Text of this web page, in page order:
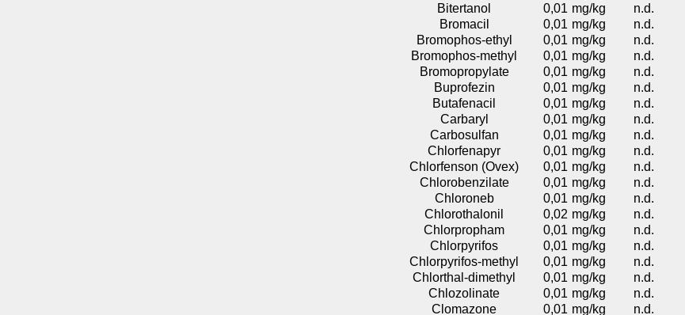
Bitertanol
0,01 mg/kg
n.d.
Bromacil
0,01 mg/kg
n.d.
Bromophos-ethyl
0,01 mg/kg
n.d.
Bromophos-methyl
0,01 mg/kg
n.d.
Bromopropylate
0,01 mg/kg
n.d.
Buprofezin
0,01 mg/kg
n.d.
Butafenacil
0,01 mg/kg
n.d.
Carbaryl
0,01 mg/kg
n.d.
Carbosulfan
0,01 mg/kg
n.d.
Chlorfenapyr
0,01 mg/kg
n.d.
Chlorfenson (Ovex)
0,01 mg/kg
n.d.
Chlorobenzilate
0,01 mg/kg
n.d.
Chloroneb
0,01 mg/kg
n.d.
Chlorothalonil
0,02 mg/kg
n.d.
Chlorpropham
0,01 mg/kg
n.d.
Chlorpyrifos
0,01 mg/kg
n.d.
Chlorpyrifos-methyl
0,01 mg/kg
n.d.
Chlorthal-dimethyl
0,01 mg/kg
n.d.
Chlozolinate
0,01 mg/kg
n.d.
Clomazone
0,01 mg/kg n.d.